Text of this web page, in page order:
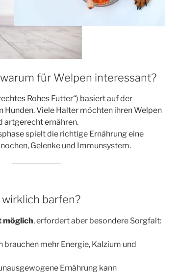
für Welpen interessant?
Rohes Futter“) basiert auf der
Hunden. Viele Halter möchten ihren Welpen
artgerecht ernähren.
spielt die richtige Ernährung eine
Gelenke und Immunsystem.
barfen?
möglich, erfordert aber besondere Sorgfalt:
brauchen mehr Energie, Kalzium und
Ernährung kann